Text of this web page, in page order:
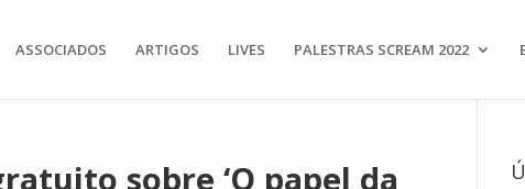
ASSOCIADOS ARTIGOS LIVES PALESTRAS SCREAM 2022
sobre ‘O papel da